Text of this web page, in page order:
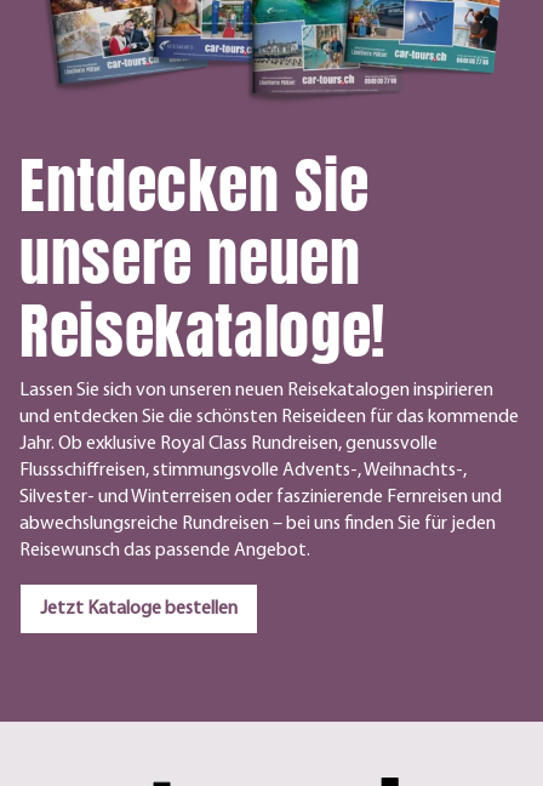
Entdecken Sie
unsere neuen
Reisekataloge!
Lassen Sie sich von unseren neuen Reisekatalogen inspirieren
und entdecken Sie die schönsten Reiseideen für das kommende
Jahr. Ob exklusive Royal Class Rundreisen, genussvolle
Flussschiffreisen, stimmungsvolle Advents-, Weihnachts-,
Silvester- und Winterreisen oder faszinierende Fernreisen und
abwechslungsreiche Rundreisen – bei uns finden Sie für jeden
Reisewunsch das passende Angebot.
Jetzt Kataloge bestellen